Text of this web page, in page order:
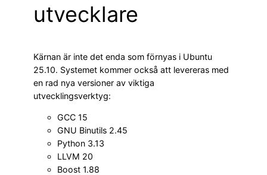
utvecklare
Kärnan är inte det enda som förnyas i Ubuntu
25.10. Systemet kommer också att levereras med
en rad nya versioner av viktiga
utvecklingsverktyg:
GCC 15
GNU Binutils 2.45
Python 3.13
LLVM 20
Boost 1.88